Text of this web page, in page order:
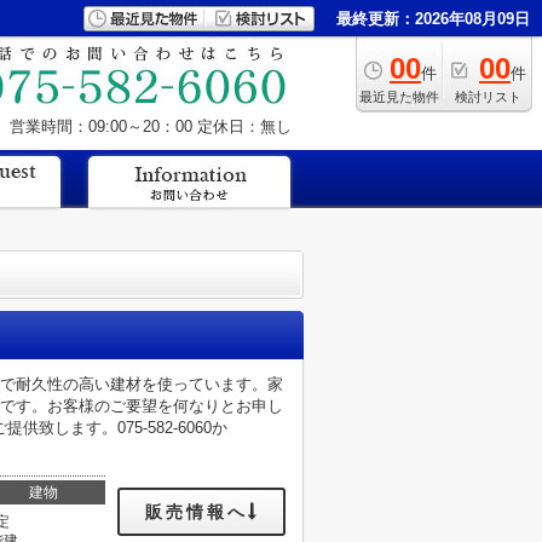
最終更新：2026年08月09日
00件
最近見た物件
00件
検討リスト
営業時間：09:00～20：00 定休日：無し
耐久性の高い建材を使っています。家
す。お客様のご要望を何なりとお申し
供致します。075-582-6060か
建物
販売情報へ